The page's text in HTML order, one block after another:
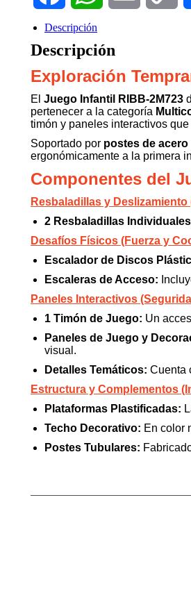
Descripción
Descripción
Exploración
El Juego Infantil RIBB-2M723
pertenecer a la categoría
timón y paneles interactivos
Soportado por postes de
ergonómicamente a la primera
Componentes del
Resbaladillas y
2 Resbaladillas
Desafíos Físicos (Fuerza y
Escalador de Discos
Escaleras de Acceso:
Paneles Interactivos
1 Timón de Juego: Un
Paneles de Juego y
visual.
Detalles Temáticos: Cuenta
Estructura y Complementos
Plataformas Plastificadas:
Techo Decorativo: En color
Postes Tubulares: